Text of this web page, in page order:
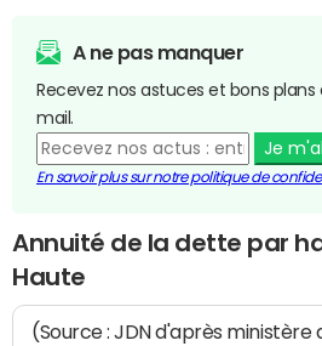
A ne pas manquer
Recevez nos astuces et bons
mail.
Je
En savoir plus sur notre politique de
Annuité de la dette par
Haute
(Source : JDN d'après ministère